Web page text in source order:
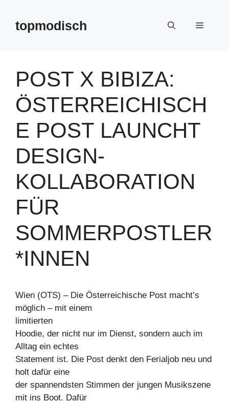
springentopmodisch Menü
POST X BIBIZA:
ÖSTERREICHISCH
E POST LAUNCHT
DESIGN-
KOLLABORATION
FÜR
SOMMERPOSTLER
*INNEN
Wien (OTS) – Die Österreichische Post macht’s
möglich – mit einem
limitierten
Hoodie, der nicht nur im Dienst, sondern auch im
Alltag ein echtes
Statement ist. Die Post denkt den Ferialjob neu und
holt dafür eine
der spannendsten Stimmen der jungen Musikszene
mit ins Boot. Dafür